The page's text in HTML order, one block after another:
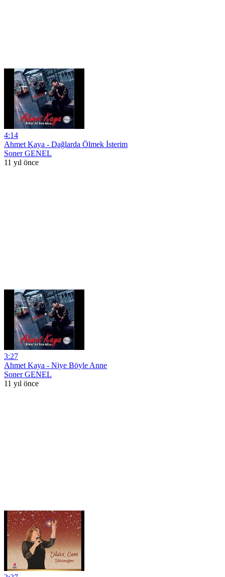
4:14
Ahmet Kaya - Dağlarda Ölmek İsterim
Soner GENEL
11 yıl önce
3:27
Ahmet Kaya - Niye Böyle Anne
Soner GENEL
11 yıl önce